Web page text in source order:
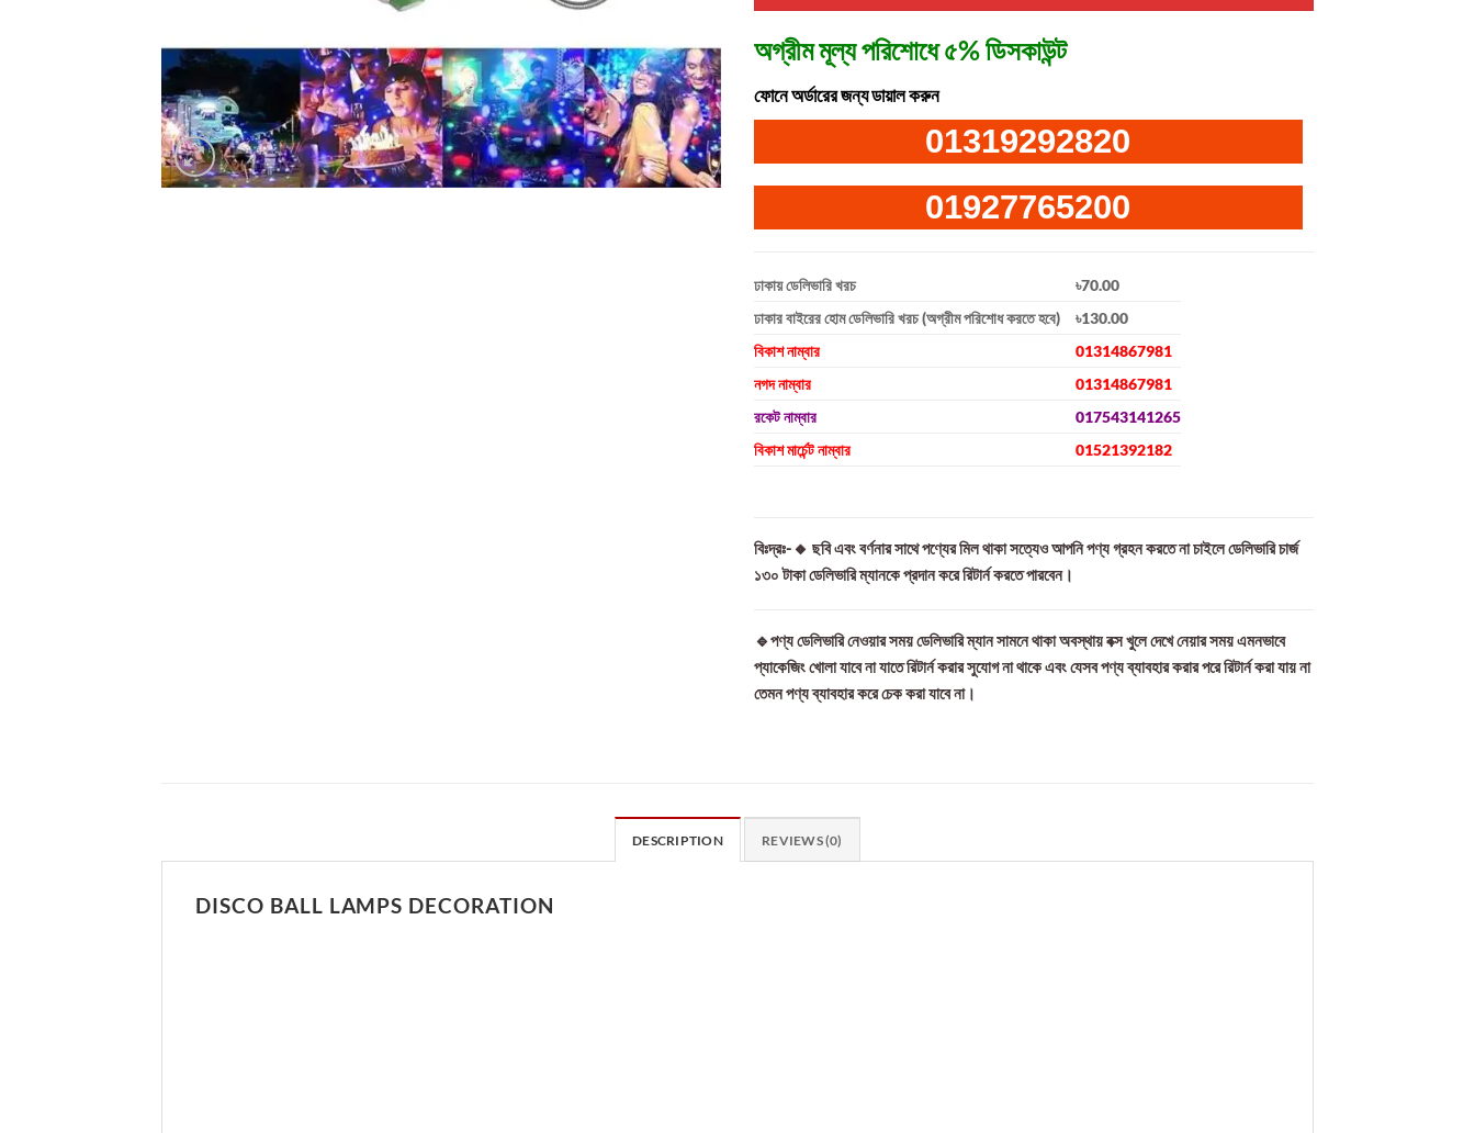
অগ্রীম মূল্য পরিশোধে ৫% ডিসকাউন্ট
ফোনে অর্ডারের জন্য ডায়াল করুন
01319292820
01927765200
ঢাকায় ডেলিভারি খরচ
৳70.00
ঢাকার বাইরের হোম ডেলিভারি খরচ (অগ্রীম পরিশোধ করতে হবে)
৳130.00
বিকাশ নাম্বার
01314867981
নগদ নাম্বার
01314867981
রকেট নাম্বার
017543141265
বিকাশ মার্চেন্ট নাম্বার
01521392182
বিঃদ্রঃ-🔸 ছবি এবং বর্ণনার সাথে পণ্যের মিল থাকা সত্যেও আপনি পণ্য গ্রহন করতে না চাইলে ডেলিভারি চার্জ
১৩০ টাকা ডেলিভারি ম্যানকে প্রদান করে রিটার্ন করতে পারবেন।
🔹পণ্য ডেলিভারি নেওয়ার সময় ডেলিভারি ম্যান সামনে থাকা অবস্থায় বক্স খুলে দেখে নেয়ার সময় এমনভাবে
প্যাকেজিং খোলা যাবে না যাতে রিটার্ন করার সুযোগ না থাকে এবং যেসব পণ্য ব্যাবহার করার পরে রিটার্ন করা যায় না
তেমন পণ্য ব্যাবহার করে চেক করা যাবে না।
DESCRIPTION REVIEWS (0)
DISCO BALL LAMPS DECORATION